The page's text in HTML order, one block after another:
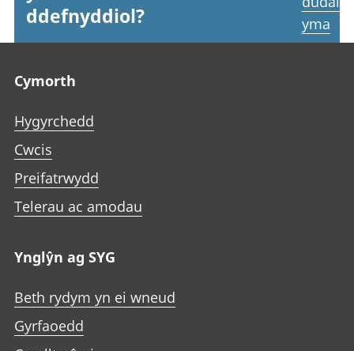
ddefnyddiol?
yma
Cymorth
Hygyrchedd
Cwcis
Preifatrwydd
Telerau ac amodau
Ynglŷn ag SYG
Beth rydym yn ei wneud
Gyrfaoedd